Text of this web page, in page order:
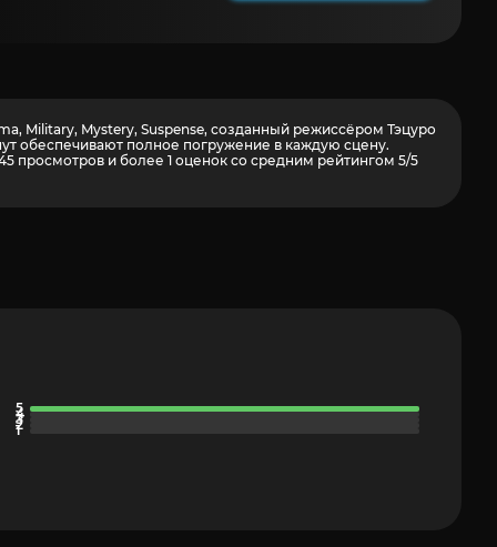
Military, Mystery, Suspense, созданный режиссёром Тэцуро
обеспечивают полное погружение в каждую сцену.
просмотров и более 1 оценок со средним рейтингом 5/5